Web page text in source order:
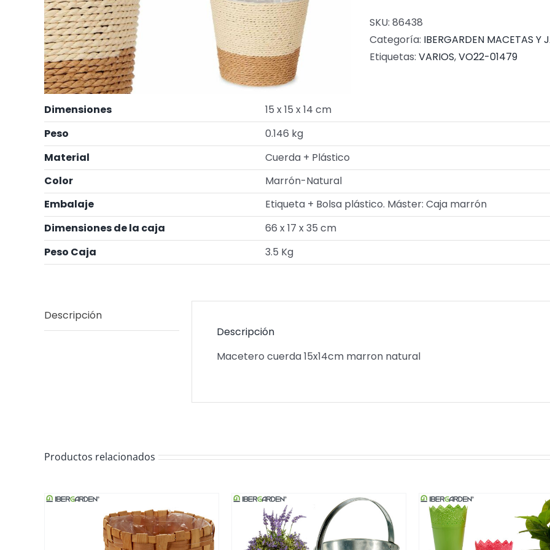
SKU: 86438
Categoría: IBERGARDEN MACETAS Y
Etiquetas: VARIOS,VO22-01479
Dimensiones
15 x 15 x 14 cm
Peso
0.146 kg
Material
Cuerda + Plástico
Color
Marrón-Natural
Embalaje
Etiqueta + Bolsa plástico. Máster: Caja marrón
Dimensiones de la caja
66 x 17 x 35 cm
Peso Caja
3.5 Kg
Descripción
Descripción
Macetero cuerda 15x14cm marron natural
Productos relacionados